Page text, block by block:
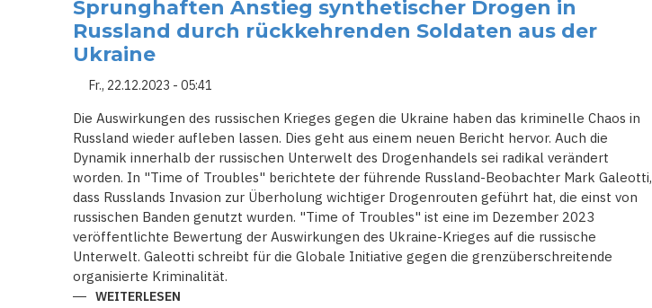
RISKANTER
KONSUM
HAT
Sprunghaften Anstieg synthetischer Drogen in
Russland durch rückkehrenden Soldaten aus der
Ukraine
Fr., 22.12.2023 - 05:41
Die Auswirkungen des russischen Krieges gegen die Ukraine haben das kriminelle Chaos in
Russland wieder aufleben lassen. Dies geht aus einem neuen Bericht hervor. Auch die
Dynamik innerhalb der russischen Unterwelt des Drogenhandels sei radikal verändert
worden. In "Time of Troubles" berichtete der führende Russland-Beobachter Mark Galeotti,
dass Russlands Invasion zur Überholung wichtiger Drogenrouten geführt hat, die einst von
russischen Banden genutzt wurden. "Time of Troubles" ist eine im Dezember 2023
veröffentlichte Bewertung der Auswirkungen des Ukraine-Krieges auf die russische
Unterwelt. Galeotti schreibt für die Globale Initiative gegen die grenzüberschreitende
organisierte Kriminalität.
WEITERLESEN